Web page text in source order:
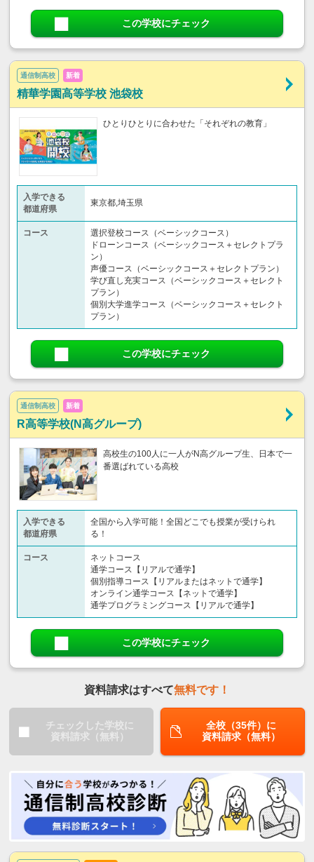
この学校にチェック
通信制高校 新着
精華学園高等学校 池袋校
ひとりひとりに合わせた「それぞれの教育」
入学できる
都道府県
東京都,埼玉県
コース
選択登校コース（ベーシックコース）
ドローンコース（ベーシックコース＋セレクトプラ
ン）
声優コース（ベーシックコース＋セレクトプラン）
学び直し充実コース（ベーシックコース＋セレクト
プラン）
個別大学進学コース（ベーシックコース＋セレクト
プラン）
この学校にチェック
通信制高校 新着
R高等学校(N高グループ)
高校生の100人に一人がN高グループ生、日本で一
番選ばれている高校
入学できる
都道府県
全国から入学可能！全国どこでも授業が受けられ
る！
コース
ネットコース
通学コース【リアルで通学】
個別指導コース【リアルまたはネットで通学】
オンライン通学コース【ネットで通学】
通学プログラミングコース【リアルで通学】
この学校にチェック
資料請求はすべて無料です！
チェックした学校に
資料請求（無料）
全校（35件）に
資料請求（無料）